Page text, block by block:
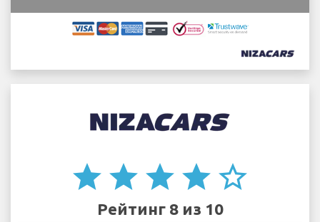
star star star star star_border
Рейтинг 8 из 10